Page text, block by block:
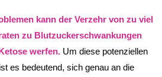
kann der Verzehr von zu viel
zu Blutzuckerschwankungen
werfen. Um diese potenziellen
es bedeutend, sich genau an die